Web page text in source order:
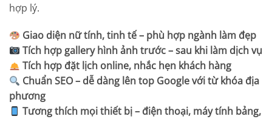
hợp lý.
Giao diện nữ tính, tinh tế – phù hợp ngành làm đẹp
Tích hợp gallery hình ảnh trước – sau khi làm dịch vụ
Tích hợp đặt lịch online, nhắc hẹn khách hàng
Chuẩn SEO – dễ dàng lên top Google với từ khóa địa
phương
Tương thích mọi thiết bị – điện thoại, máy tính bảng,